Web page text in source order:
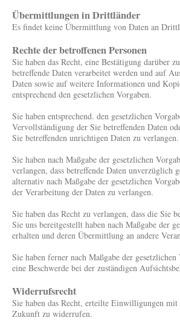
Übermittlungen in Drittländer
Es findet keine Übermittlung von Daten an
Rechte der betroffenen Personen
Sie haben das Recht, eine Bestätigung darüber
betreffende Daten verarbeitet werden und auf
Daten sowie auf weitere Informationen und
entsprechend den gesetzlichen Vorgaben.
Sie haben entsprechend. den gesetzlichen
Vervollständigung der Sie betreffenden Daten
Sie betreffenden unrichtigen Daten zu verlangen.
Sie haben nach Maßgabe der gesetzlichen
verlangen, dass betreffende Daten unverzüglich
alternativ nach Maßgabe der gesetzlichen
der Verarbeitung der Daten zu verlangen.
Sie haben das Recht zu verlangen, dass die Sie
Sie uns bereitgestellt haben nach Maßgabe der
erhalten und deren Übermittlung an andere
Sie haben ferner nach Maßgabe der gesetzlichen
eine Beschwerde bei der zuständigen
Widerrufsrecht
Sie haben das Recht, erteilte Einwilligungen
Zukunft zu widerrufen.